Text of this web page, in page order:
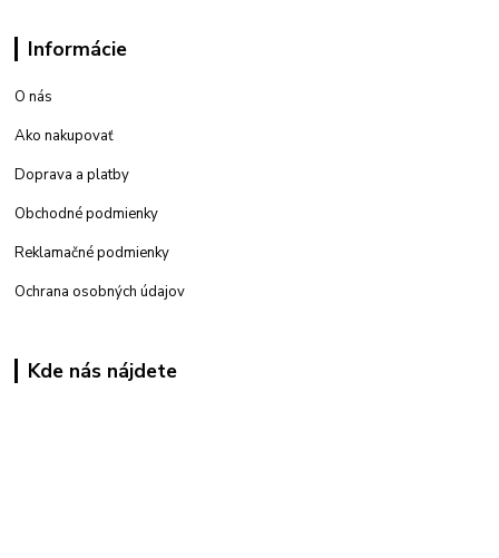
Informácie
O nás
Ako nakupovať
Doprava a platby
Obchodné podmienky
Reklamačné podmienky
Ochrana osobných údajov
Kde nás nájdete